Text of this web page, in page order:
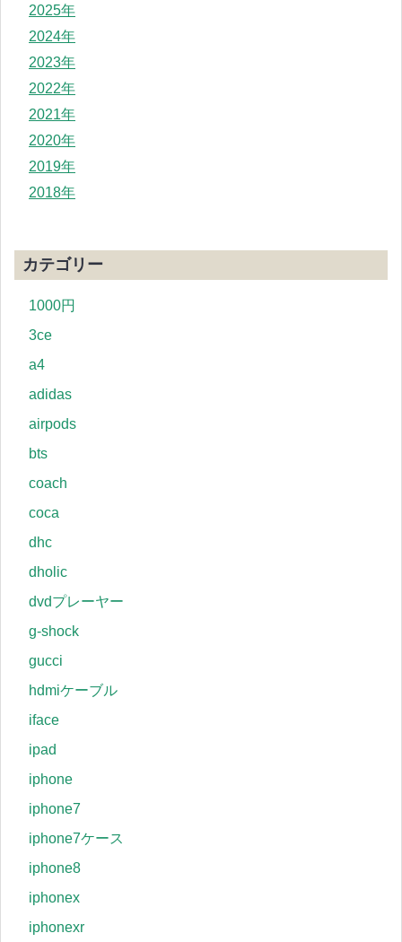
2025年
2024年
2023年
2022年
2021年
2020年
2019年
2018年
カテゴリー
1000円
3ce
a4
adidas
airpods
bts
coach
coca
dhc
dholic
dvdプレーヤー
g-shock
gucci
hdmiケーブル
iface
ipad
iphone
iphone7
iphone7ケース
iphone8
iphonex
iphonexr